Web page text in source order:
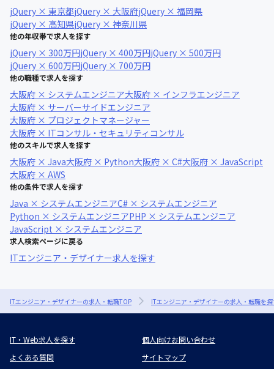
jQuery × 東京都jQuery × 大阪府jQuery × 福岡県
jQuery × 高知県jQuery × 神奈川県
他の年収帯で求人を探す
jQuery × 300万円jQuery × 400万円jQuery × 500万円
jQuery × 600万円jQuery × 700万円
他の職種で求人を探す
大阪府 × システムエンジニア大阪府 × インフラエンジニア
大阪府 × サーバーサイドエンジニア
大阪府 × プロジェクトマネージャー
大阪府 × ITコンサル・セキュリティコンサル
他のスキルで求人を探す
大阪府 × Java大阪府 × Python大阪府 × C#大阪府 × JavaScript
大阪府 × AWS
他の条件で求人を探す
Java × システムエンジニアC# × システムエンジニア
Python × システムエンジニアPHP × システムエンジニア
JavaScript × システムエンジニア
求人検索ページに戻る
ITエンジニア・デザイナー求人を探す
ITエンジニア・デザイナーの求人・転職TOP ITエンジニア・デザイナーの求人・転職を
IT・Web求人を探す
個人向けお問い合わせ
よくある質問
サイトマップ